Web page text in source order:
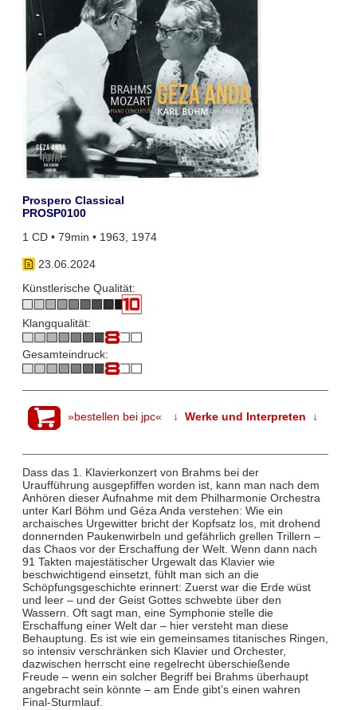
Prospero Classical
PROSP0100
1 CD • 79min • 1963, 1974
23.06.2024
Künstlerische Qualität:
Klangqualität:
Gesamteindruck:
»bestellen bei jpc« ↓ Werke und Interpreten ↓
Dass das 1. Klavierkonzert von Brahms bei der
Uraufführung ausgepfiffen worden ist, kann man nach dem
Anhören dieser Aufnahme mit dem Philharmonie Orchestra
unter Karl Böhm und Géza Anda verstehen: Wie ein
archaisches Urgewitter bricht der Kopfsatz los, mit drohend
donnernden Paukenwirbeln und gefährlich grellen Trillern –
das Chaos vor der Erschaffung der Welt. Wenn dann nach
91 Takten majestätischer Urgewalt das Klavier wie
beschwichtigend einsetzt, fühlt man sich an die
Schöpfungsgeschichte erinnert: Zuerst war die Erde wüst
und leer – und der Geist Gottes schwebte über den
Wassern. Oft sagt man, eine Symphonie stelle die
Erschaffung einer Welt dar – hier versteht man diese
Behauptung. Es ist wie ein gemeinsames titanisches Ringen,
so intensiv verschränken sich Klavier und Orchester,
dazwischen herrscht eine regelrecht überschießende
Freude – wenn ein solcher Begriff bei Brahms überhaupt
angebracht sein könnte – am Ende gibt’s einen wahren
Final-Sturmlauf.